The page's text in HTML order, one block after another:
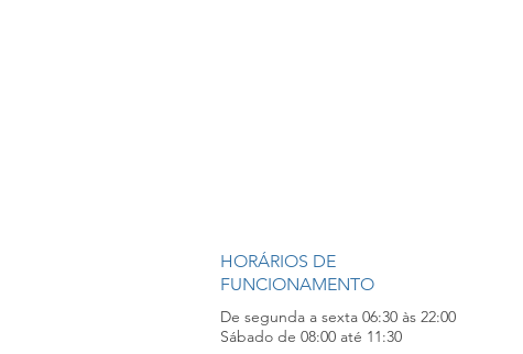
HORÁRIOS DE
FUNCIONAMENTO
De segunda a sexta 06:30 às 22:00
Sábado de 08:00 até 11:30